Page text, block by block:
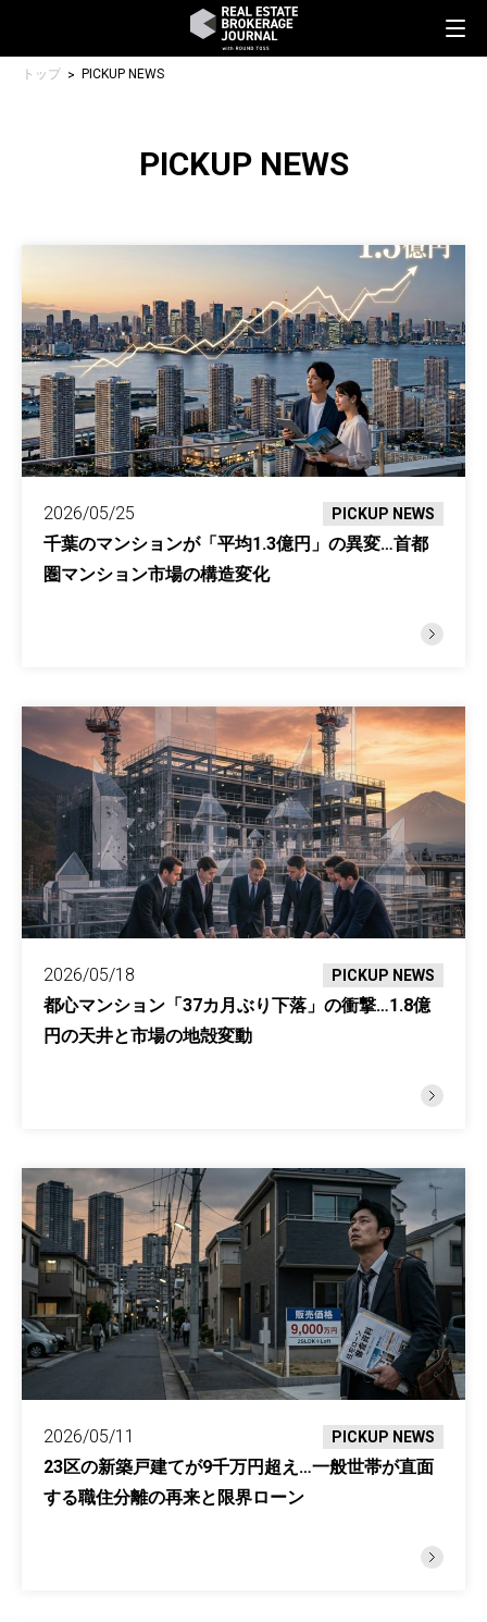
トップ PICKUP NEWS
PICKUP NEWS
2026/05/25 PICKUP NEWS
千葉のマンションが「平均1.3億円」の異変…首都
圏マンション市場の構造変化
2026/05/18 PICKUP NEWS
都心マンション「37カ月ぶり下落」の衝撃…1.8億
円の天井と市場の地殻変動
2026/05/11 PICKUP NEWS
23区の新築戸建てが9千万円超え…一般世帯が直面
する職住分離の再来と限界ローン